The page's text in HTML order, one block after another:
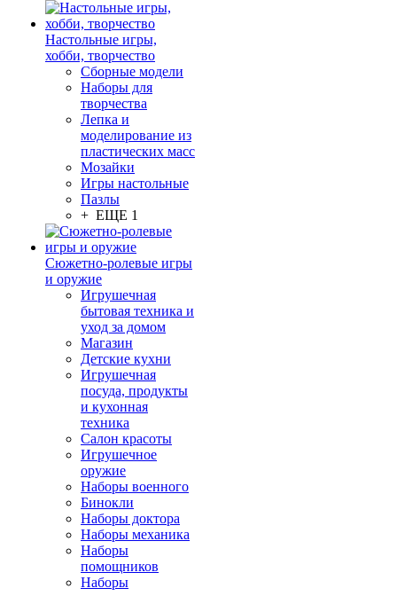
Настольные игры,
хобби, творчество
Сборные модели
Наборы для
творчества
Лепка и
моделирование из
пластических масс
Мозайки
Игры настольные
Пазлы
+ ЕЩЕ 1
Сюжетно-ролевые игры
и оружие
Игрушечная
бытовая техника и
уход за домом
Магазин
Детские кухни
Игрушечная
посуда, продукты
и кухонная
техника
Салон красоты
Игрушечное
оружие
Наборы военного
Бинокли
Наборы доктора
Наборы механика
Наборы
помощников
Наборы